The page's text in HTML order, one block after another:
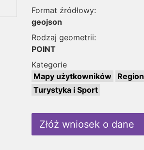
Format źródłowy:
geojson
Rodzaj geometrii:
POINT
Kategorie
Mapy użytkowników
Region
Turystyka i Sport
Złóż wniosek o dane